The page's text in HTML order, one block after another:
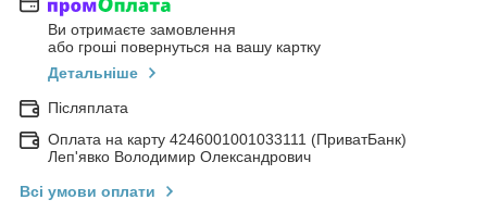
Ви отримаєте замовлення
або гроші повернуться на вашу картку
Детальніше
Післяплата
Оплата на карту 4246001001033111 (ПриватБанк)
Леп'явко Володимир Олександрович
Всі умови оплати